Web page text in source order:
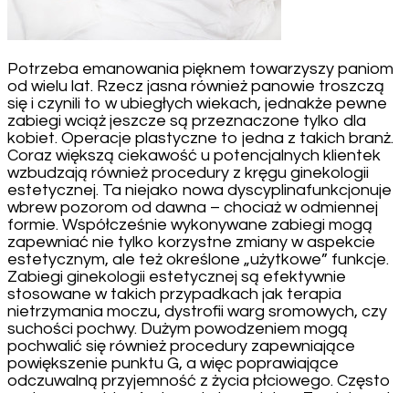
Potrzeba emanowania pięknem towarzyszy paniom
od wielu lat. Rzecz jasna również panowie troszczą
się i czynili to w ubiegłych wiekach, jednakże pewne
zabiegi wciąż jeszcze są przeznaczone tylko dla
kobiet. Operacje plastyczne to jedna z takich branż.
Coraz większą ciekawość u potencjalnych klientek
wzbudzają również procedury z kręgu ginekologii
estetycznej. Ta niejako nowa dyscyplinafunkcjonuje
wbrew pozorom od dawna – chociaż w odmiennej
formie. Współcześnie wykonywane zabiegi mogą
zapewniać nie tylko korzystne zmiany w aspekcie
estetycznym, ale też określone „użytkowe” funkcje.
Zabiegi ginekologii estetycznej są efektywnie
stosowane w takich przypadkach jak terapia
nietrzymania moczu, dystrofii warg sromowych, czy
suchości pochwy. Dużym powodzeniem mogą
pochwalić się również procedury zapewniające
powiększenie punktu G, a więc poprawiające
odczuwalną przyjemność z życia płciowego. Często